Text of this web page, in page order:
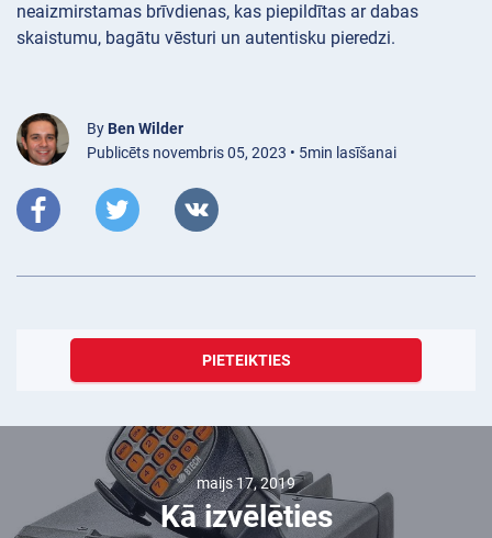
neaizmirstamas brīvdienas, kas piepildītas ar dabas
skaistumu, bagātu vēsturi un autentisku pieredzi.
By Ben Wilder
Publicēts novembris 05, 2023 • 5min lasīšanai
PIETEIKTIES
maijs 17, 2019
Kā izvēlēties